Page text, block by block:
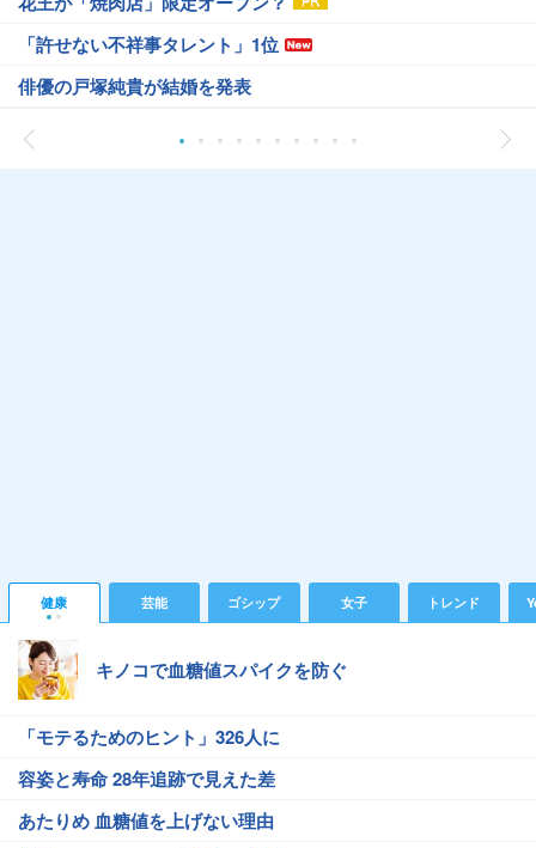
「許せない不祥事タレント」1位
俳優の戸塚純貴が結婚を発表
健康 芸能 ゴシップ 女子 トレンド
キノコで血糖値スパイクを防ぐ
「モテるためのヒント」326人に
容姿と寿命 28年追跡で見えた差
あたりめ 血糖値を上げない理由